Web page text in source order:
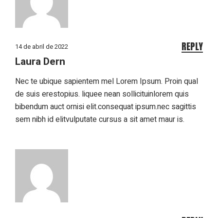
14 de abril de 2022
Laura Dern
Nec te ubique sapientem mel Lorem Ipsum. Proin qual
de suis erestopius. liquee nean sollicituinlorem quis
bibendum auct ornisi elit.consequat ipsum.nec sagittis
sem nibh id elitvulputate cursus a sit amet maur is.
REPLY